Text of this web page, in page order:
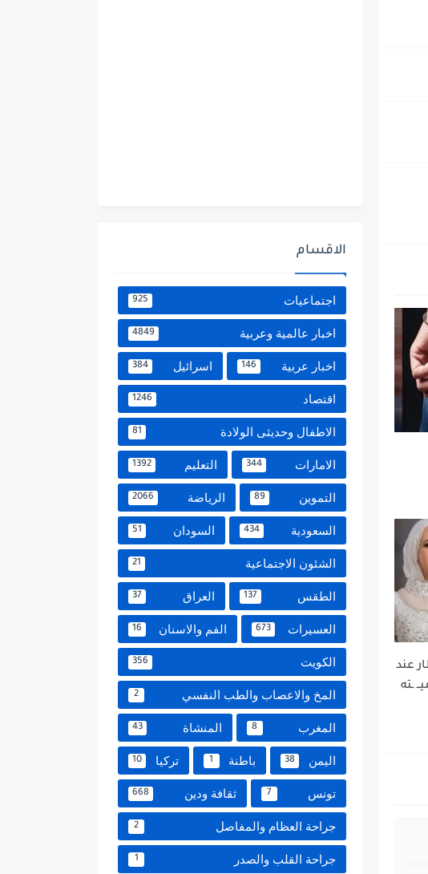
عند
ـته
الاقسام
اجتماعيات 925
اخبار عالمية وعربية 4849
اخبار عربية 146 اسرائيل 384
اقتصاد 1246
الاطفال وحديثى الولادة 81
الامارات 344 التعليم 1392
التموين 89 الرياضة 2066
السعودية 434 السودان 51
الشئون الاجتماعية 21
الطقس 137 العراق 37
العسيرات 673 الفم والاسنان 16
الكويت 356
المخ والاعصاب والطب النفسي 2
المغرب 8 المنشاة 43
اليمن 38 باطنة 1 تركيا 10
تونس 7 ثقافة ودين 668
جراحة العظام والمفاصل 2
جراحة القلب والصدر 1